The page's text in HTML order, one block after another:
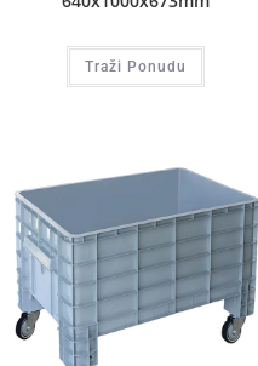
Traži Ponudu